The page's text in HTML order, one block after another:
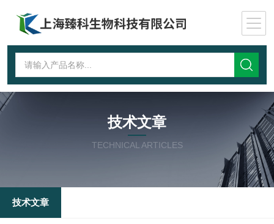
技术文章
TECHNICAL ARTICLES
技术文章